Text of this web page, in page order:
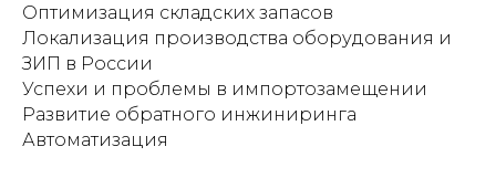
Оптимизация складских запасов
Локализация производства оборудования и
ЗИП в России
Успехи и проблемы в импортозамещении
Развитие обратного инжиниринга
Автоматизация